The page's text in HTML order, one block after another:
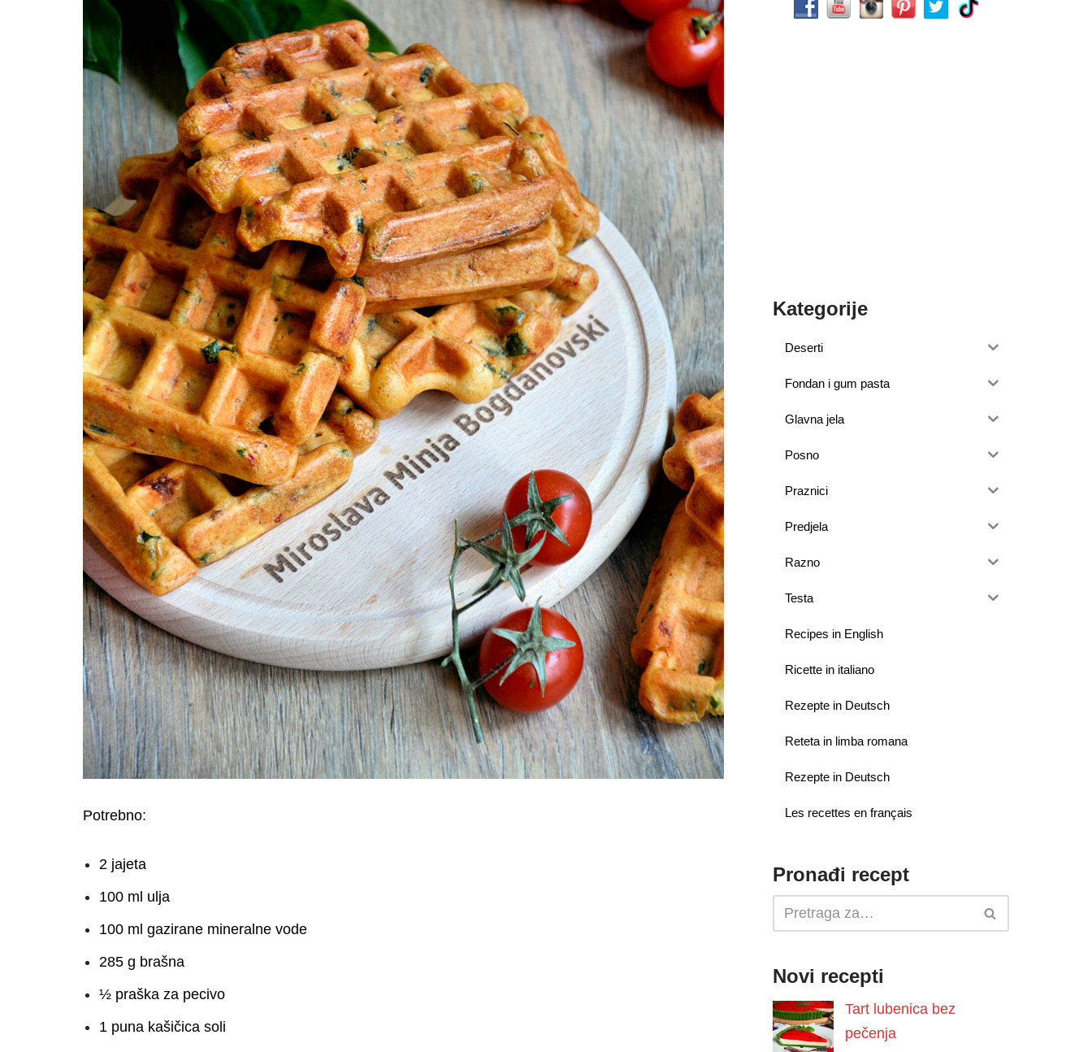
Potrebno:
2 jajeta
100 ml ulja
100 ml gazirane mineralne vode
285 g brašna
½ praška za pecivo
1 puna kašičica soli
Kategorije
Deserti
Fondan i gum pasta
Glavna jela
Posno
Praznici
Predjela
Razno
Testa
Recipes in English
Ricette in italiano
Rezepte in Deutsch
Reteta in limba romana
Rezepte in Deutsch
Les recettes en français
Pronađi recept
Novi recepti
Tart lubenica bez
pečenja